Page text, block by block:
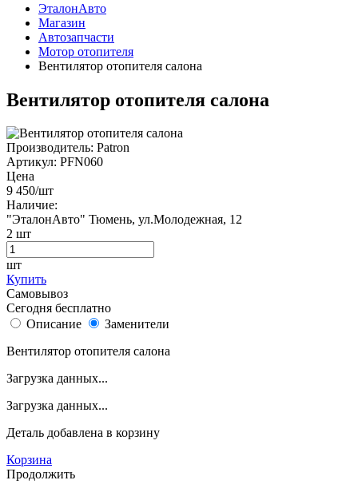
ЭталонАвто
Магазин
Автозапчасти
Мотор отопителя
Вентилятор отопителя салона
Вентилятор отопителя салона
Производитель: Patron
Артикул: PFN060
Цена
9 450/шт
Наличие:
"ЭталонАвто" Тюмень, ул.Молодежная, 12
2 шт
шт
Купить
Самовывоз
Сегодня бесплатно
Описание
Заменители
Вентилятор отопителя салона
Загрузка данных...
Загрузка данных...
Деталь добавлена в корзину
Корзина
Продолжить